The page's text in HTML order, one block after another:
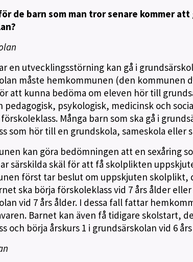
de barn som man tror senare kommer
en utvecklingsstörning kan gå i
måste hemkommunen (den kommunen
att kunna bedöma om eleven hör till
pedagogisk, psykologisk, medicinsk och
Många barn som ska gå i
som hör till en grundskola, sameskola eller
kan göra bedömningen att en sexåring
särskilda skäl för att få skolplikten
först tar beslut om uppskjuten skolplikt,
ska börja förskoleklass vid 7 års ålder
vid 7 års ålder. I dessa fall fattar
Barnet kan även få tidigare skolstart,
och börja årskurs 1 i grundsärskolan vid 6